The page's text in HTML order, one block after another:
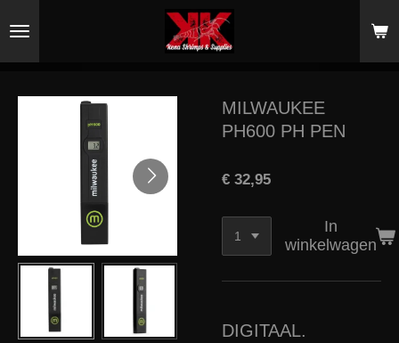
direct
hoofdinhoud
MILWAUKEE
PH600 PH PEN
€ 32,95
In
winkelwagen
DIGITAAL.